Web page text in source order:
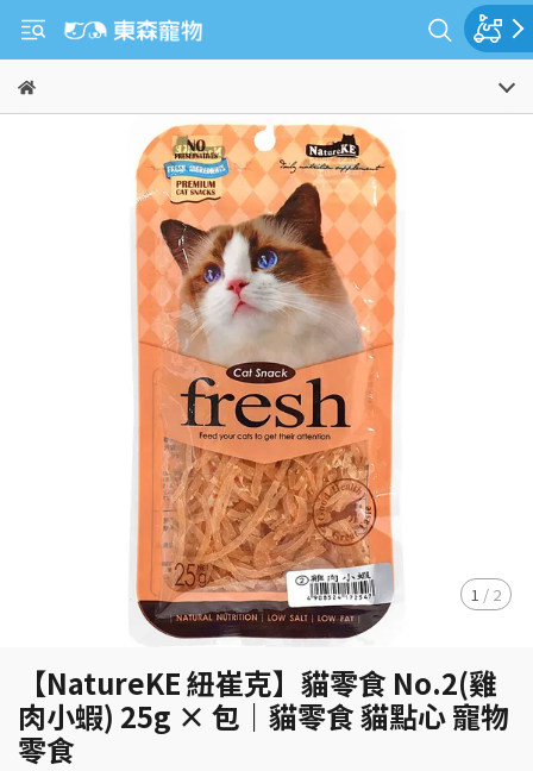
1 / 2
【NatureKE 紐崔克】貓零食 No.2(雞
肉小蝦) 25g × 包｜貓零食 貓點心 寵物
零食